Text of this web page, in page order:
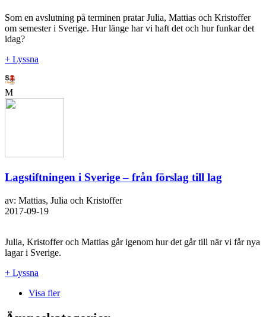
Som en avslutning på terminen pratar Julia, Mattias och Kristoffer
om semester i Sverige. Hur länge har vi haft det och hur funkar det
idag?
+ Lyssna
M
Lagstiftningen i Sverige – från förslag till lag
av: Mattias, Julia och Kristoffer
2017-09-19
Julia, Kristoffer och Mattias går igenom hur det går till när vi får nya
lagar i Sverige.
+ Lyssna
Visa fler